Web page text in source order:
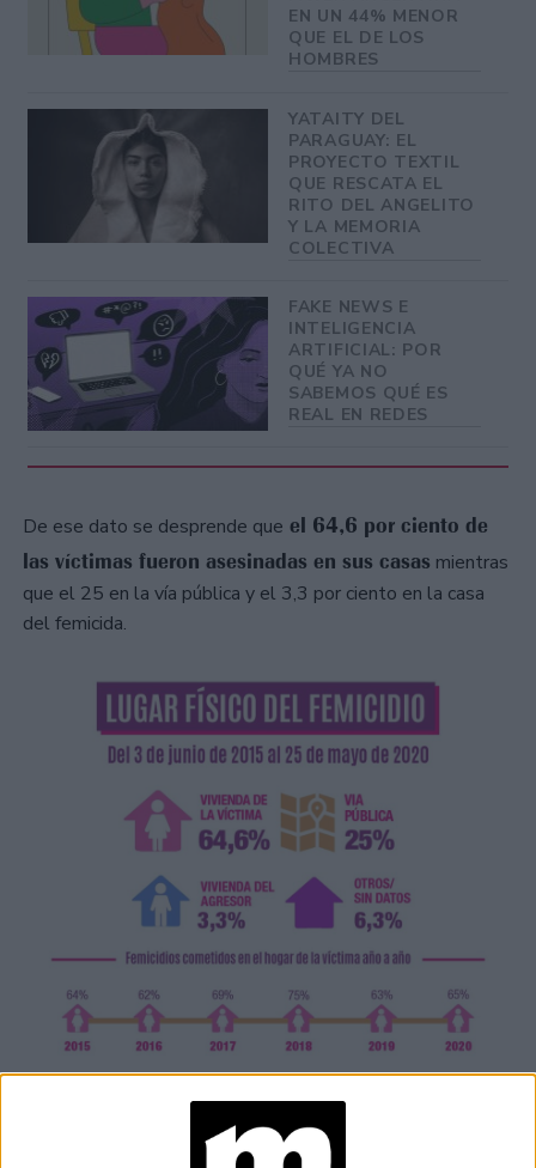
EN UN 44% MENOR
QUE EL DE LOS
HOMBRES
YATAITY DEL
PARAGUAY: EL
PROYECTO TEXTIL
QUE RESCATA EL
RITO DEL ANGELITO
Y LA MEMORIA
COLECTIVA
FAKE NEWS E
INTELIGENCIA
ARTIFICIAL: POR
QUÉ YA NO
SABEMOS QUÉ ES
REAL EN REDES
De ese dato se desprende que el 64,6 por ciento de
las víctimas fueron asesinadas en sus casas mientras
que el 25 en la vía pública y el 3,3 por ciento en la casa
del femicida.